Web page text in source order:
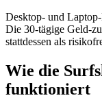
Desktop- und
Die 30-tägige Geld-
stattdessen als
Wie die
funktioniert